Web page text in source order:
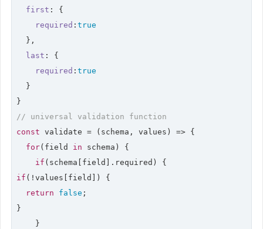
first : {
required : true
  },
last : {
required : true
  }
// universal validation function
const validate = ( schema, values ) => {
for(field in schema) {
if
if (!values[field]) {
return
false ;
}
    }